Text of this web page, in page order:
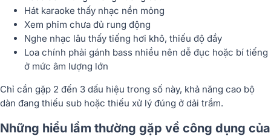
Hát karaoke thấy nhạc nền mỏng
Xem phim chưa đủ rung động
Nghe nhạc lâu thấy tiếng hơi khô, thiếu độ đầy
Loa chính phải gánh bass nhiều nên dễ đục hoặc bí tiếng
ở mức âm lượng lớn
Chỉ cần gặp 2 đến 3 dấu hiệu trong số này, khả năng cao bộ
dàn đang thiếu sub hoặc thiếu xử lý đúng ở dải trầm.
Những hiểu lầm thường gặp về công dụng của